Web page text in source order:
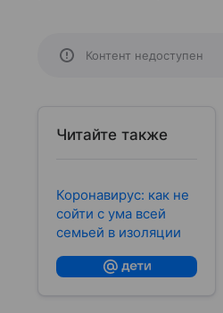
Контент недоступен
Читайте также
Коронавирус: как не
сойти с ума всей
семьей в изоляции